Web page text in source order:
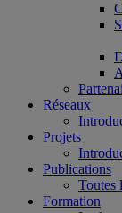
Réseaux
Projets
Publications
Toutes
Formation